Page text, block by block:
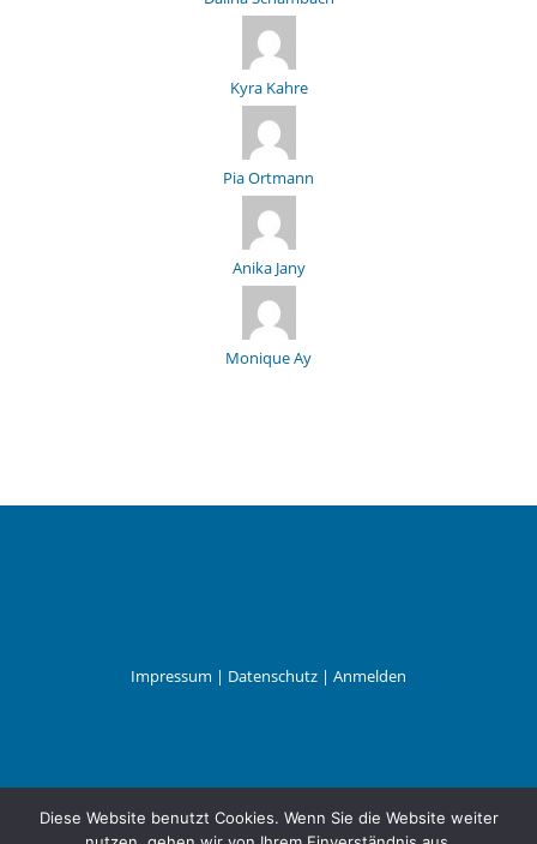
Kyra Kahre
Pia Ortmann
Anika Jany
Monique Ay
Impressum | Datenschutz | Anmelden
Diese Website benutzt Cookies. Wenn Sie die Website weiter